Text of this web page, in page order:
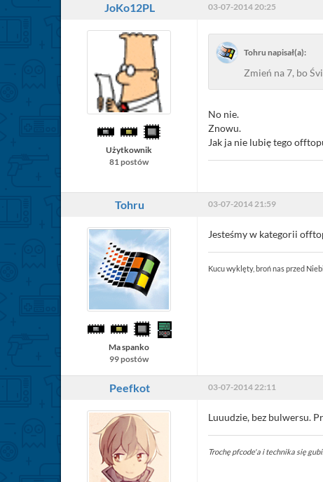
JoKo12PL 03-07-2014 20:25
Użytkownik
81 postów
Tohru napisał(a):
Zmień na 7, bo
No nie.
Znowu.
Jak ja nie lubię tego
Tohru 03-07-2014 21:59
Ma spanko
99 postów
Jesteśmy w kategorii
Kucu wyklęty, broń nas przed
Peefkot 03-07-2014 22:11
Luuudzie, bez bulwersu.
Trochę pfcode'a i technika się